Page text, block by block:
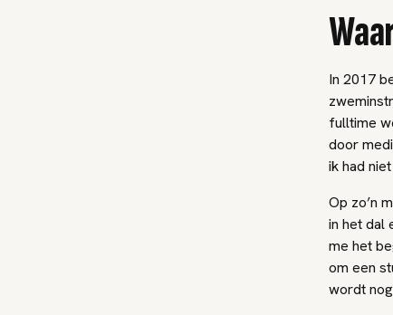
In 2017
fulltime
door
ik had
Op zo’n
in het dal
me het
om een
wordt